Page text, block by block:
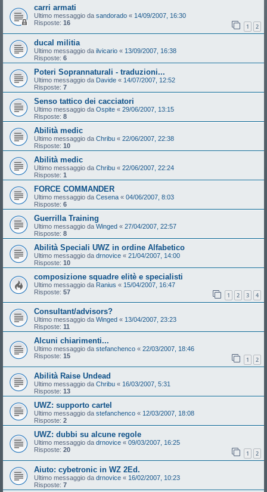
carri armati
Ultimo messaggio da sandorado « 14/09/2007, 16:30
Risposte: 16 1 2
ducal militia
Ultimo messaggio da ilvicario « 13/09/2007, 16:38
Risposte: 6
Poteri Soprannaturali - traduzioni...
Ultimo messaggio da Davide « 14/07/2007, 12:52
Risposte: 7
Senso tattico dei cacciatori
Ultimo messaggio da Ospite « 29/06/2007, 13:15
Risposte: 8
Abilità medic
Ultimo messaggio da Chribu « 22/06/2007, 22:38
Risposte: 10
Abilità medic
Ultimo messaggio da Chribu « 22/06/2007, 22:24
Risposte: 1
FORCE COMMANDER
Ultimo messaggio da Cesena « 04/06/2007, 8:03
Risposte: 6
Guerrilla Training
Ultimo messaggio da Winged « 27/04/2007, 22:57
Risposte: 8
Abilità Speciali UWZ in ordine Alfabetico
Ultimo messaggio da drnovice « 21/04/2007, 14:00
Risposte: 10
composizione squadre elitè e specialisti
Ultimo messaggio da Ranius « 15/04/2007, 16:47
Risposte: 57 1 2 3 4
Consultant/advisors?
Ultimo messaggio da Winged « 13/04/2007, 23:23
Risposte: 11
Alcuni chiarimenti...
Ultimo messaggio da stefanchenco « 22/03/2007, 18:46
Risposte: 15 1 2
Abilità Raise Undead
Ultimo messaggio da Chribu « 16/03/2007, 5:31
Risposte: 13
UWZ: supporto cartel
Ultimo messaggio da stefanchenco « 12/03/2007, 18:08
Risposte: 2
UWZ: dubbi su alcune regole
Ultimo messaggio da drnovice « 09/03/2007, 16:25
Risposte: 20 1 2
Aiuto: cybetronic in WZ 2Ed.
Ultimo messaggio da drnovice « 16/02/2007, 10:23
Risposte: 7